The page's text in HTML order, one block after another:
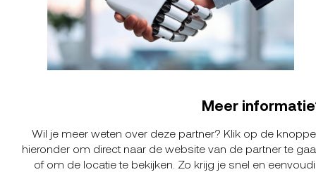
Meer
Wil je meer weten over deze partner? Klik op de
hieronder om direct naar de website van de partner te
of om de locatie te bekijken. Zo krijg je snel en